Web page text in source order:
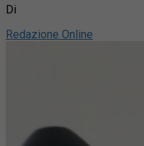
Di
Redazione Online